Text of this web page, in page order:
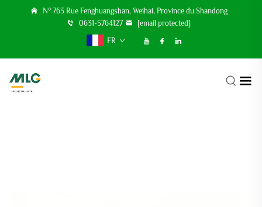
N° 763 Rue Fenghuangshan, Weihai, Province du Shandong
0631-5764127
[email protected]
FR